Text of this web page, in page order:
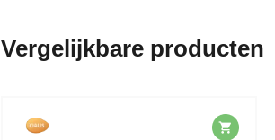
Vergelijkbare producten